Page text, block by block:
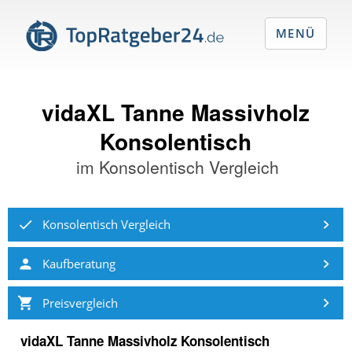
vidaXL Tanne Massivholz
Konsolentisch
im Konsolentisch Vergleich
Konsolentisch Vergleich
Kaufberatung
Preisvergleich
vidaXL Tanne Massivholz Konsolentisch
MENÜ